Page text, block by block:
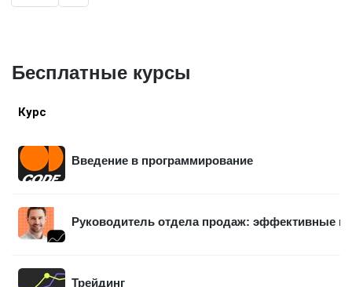
Бесплатные курсы
Курс
Введение в программирование
Руководитель отдела продаж: эффективные
Трейдинг